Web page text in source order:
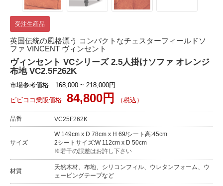
受注生産品
英国伝統の風格漂う コンパクトなチェスターフィールドソ
ファ VINCENT ヴィンセント
ヴィンセント VCシリーズ 2.5人掛けソファ オレンジ
布地 VC2.5F262K
市場参考価格 168,000 ~ 218,000円
ビビココ業販価格
84,800円 （税込）
品番 VC25F262K
サイズ
W 149cm x D 78cm x H 69/シート高:45cm
2シートサイズ:W 112cm x D 50cm
※若干の誤差はお許し下さい
材質
天然木材、布地、シリコンフィル、ウレタンフォーム、ウ
ェービングテープなど